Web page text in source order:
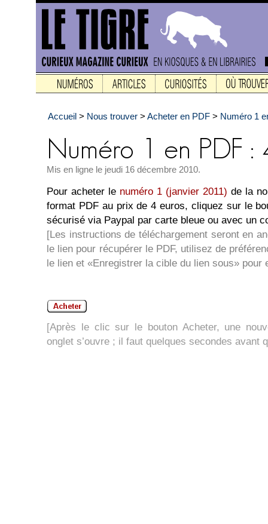
Accueil > Nous trouver > Acheter en PDF > Numéro 1
Mis en ligne le jeudi 16 décembre 2010.
Pour acheter le numéro 1 (janvier 2011) de la
format PDF au prix de 4 euros, cliquez sur le
sécurisé via Paypal par carte bleue ou avec un
[Les instructions de téléchargement seront en
le lien pour récupérer le PDF, utilisez de
le lien et «Enregistrer la cible du lien sous» pour
[Après le clic sur le bouton Acheter, une
onglet s’ouvre ; il faut quelques secondes avant